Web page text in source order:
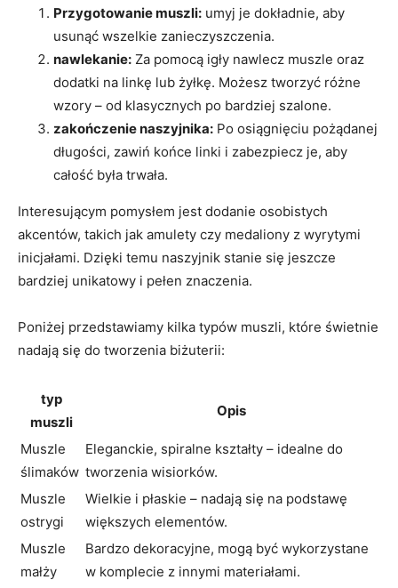
Przygotowanie muszli: umyj je dokładnie, aby
usunąć wszelkie zanieczyszczenia.
nawlekanie: Za pomocą igły nawlecz muszle oraz
dodatki na linkę lub żyłkę. Możesz tworzyć różne
wzory – od klasycznych po bardziej szalone.
zakończenie naszyjnika: Po osiągnięciu pożądanej
długości, zawiń końce linki i zabezpiecz je, aby
całość była trwała.
Interesującym pomysłem jest dodanie osobistych
akcentów, takich jak amulety czy medaliony z wyrytymi
inicjałami. Dzięki temu naszyjnik stanie się jeszcze
bardziej unikatowy i pełen znaczenia.
Poniżej przedstawiamy kilka typów muszli, które świetnie
nadają się do tworzenia biżuterii:
typ
muszli
Opis
Muszle
ślimaków
Eleganckie, spiralne kształty – idealne do
tworzenia wisiorków.
Muszle
ostrygi
Wielkie i płaskie – nadają się na podstawę
większych elementów.
Muszle
małży
Bardzo dekoracyjne, mogą być wykorzystane
w komplecie z innymi materiałami.